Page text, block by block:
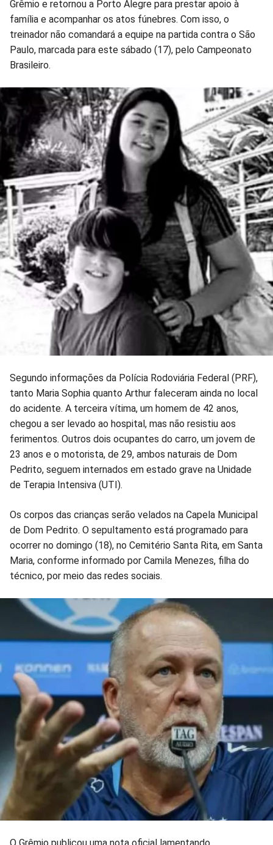
Grêmio e retornou a Porto Alegre para prestar apoio à
família e acompanhar os atos fúnebres. Com isso, o
treinador não comandará a equipe na partida contra o São
Paulo, marcada para este sábado (17), pelo Campeonato
Brasileiro.
Segundo informações da Polícia Rodoviária Federal (PRF),
tanto Maria Sophia quanto Arthur faleceram ainda no local
do acidente. A terceira vítima, um homem de 42 anos,
chegou a ser levado ao hospital, mas não resistiu aos
ferimentos. Outros dois ocupantes do carro, um jovem de
23 anos e o motorista, de 29, ambos naturais de Dom
Pedrito, seguem internados em estado grave na Unidade
de Terapia Intensiva (UTI).
Os corpos das crianças serão velados na Capela Municipal
de Dom Pedrito. O sepultamento está programado para
ocorrer no domingo (18), no Cemitério Santa Rita, em Santa
Maria, conforme informado por Camila Menezes, filha do
técnico, por meio das redes sociais.